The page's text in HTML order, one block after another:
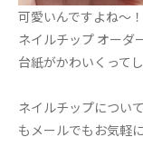
可愛いんですよね〜！
ネイルチップ オーダ
台紙がかわいくって
ネイルチップについ
もメールでもお気軽